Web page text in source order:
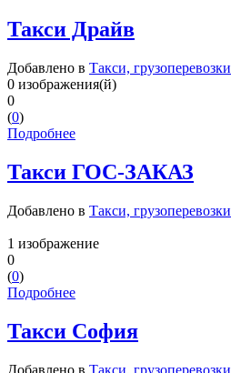
Такси Драйв
Добавлено в Такси, грузоперевозки
0 изображения(й)
0
(0)
Подробнее
Такси ГОС-ЗАКАЗ
Добавлено в Такси, грузоперевозки
1 изображение
0
(0)
Подробнее
Такси София
Добавлено в Такси, грузоперевозки